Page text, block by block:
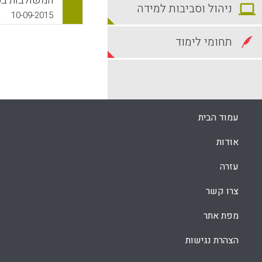
הגבירה
במהלך שנת
10-09-2015 ניהול וסביבות למידה
תחומי לימוד
עמוד הבית
אודות
עזרה
צרו קשר
מפת אתר
הצהרת נגישות